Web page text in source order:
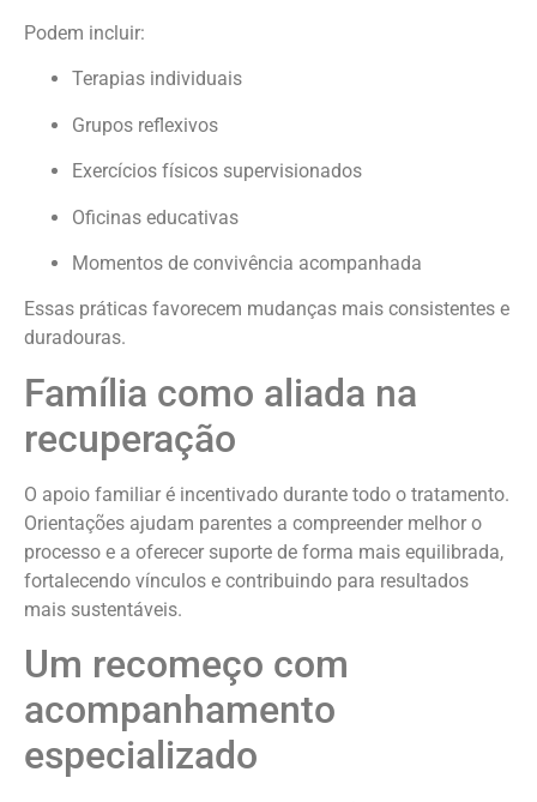
Podem incluir:
Terapias individuais
Grupos reflexivos
Exercícios físicos supervisionados
Oficinas educativas
Momentos de convivência acompanhada
Essas práticas favorecem mudanças mais consistentes e
duradouras.
Família como aliada na
recuperação
O apoio familiar é incentivado durante todo o tratamento.
Orientações ajudam parentes a compreender melhor o
processo e a oferecer suporte de forma mais equilibrada,
fortalecendo vínculos e contribuindo para resultados
mais sustentáveis.
Um recomeço com
acompanhamento
especializado